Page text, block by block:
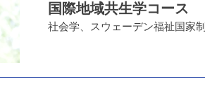
国際地域共生学コース
社会学、スウェーデン福祉国家